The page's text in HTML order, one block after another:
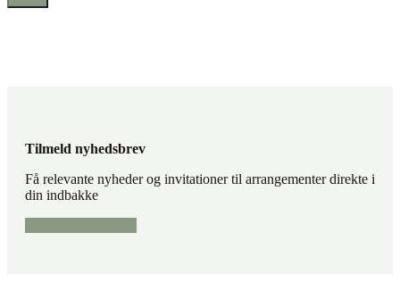
Tilmeld nyhedsbrev
Få relevante nyheder og invitationer til arrangementer direkte i
din indbakke